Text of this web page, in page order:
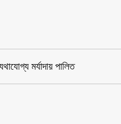
মর্যাদায় পালিত